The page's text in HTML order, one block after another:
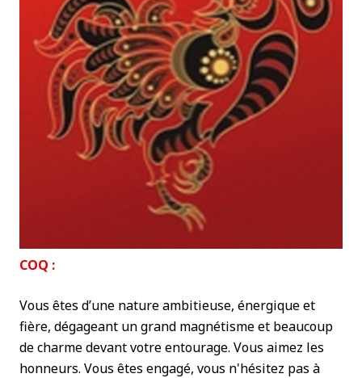
COQ :
Vous êtes d’une nature ambitieuse, énergique et
fière, dégageant un grand magnétisme et beaucoup
de charme devant votre entourage. Vous aimez les
honneurs. Vous êtes engagé, vous n'hésitez pas à